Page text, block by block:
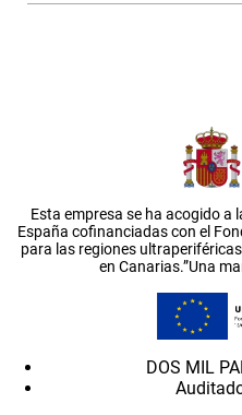
Esta empresa se ha acogido a
España cofinanciadas con el
para las regiones
en Canarias.”Una
DOS MIL